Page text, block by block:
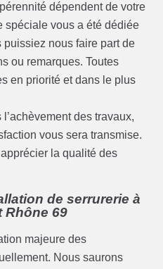
dépendent de votre
spéciale vous a été dédiée
puissiez nous faire part de
ou remarques. Toutes
en priorité et dans le plus
des travaux,
vous sera transmise.
la qualité des
de serrurerie à
Rhône 69
majeure des
Nous saurons